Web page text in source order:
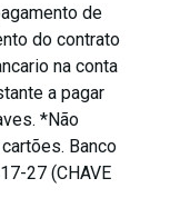
de
do contrato
na conta
a pagar
*Não
Banco
27 (CHAVE